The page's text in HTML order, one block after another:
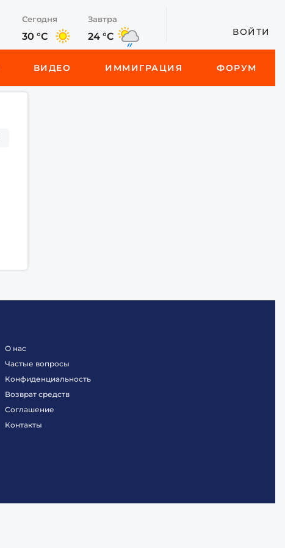
Сегодня
30 °C
Завтра
24 °C ВОЙТИ
ВИДЕО ИММИГРАЦИЯ ФОРУМ
О нас
Частые вопросы
Конфиденциальность
Возврат средств
Соглашение
Контакты